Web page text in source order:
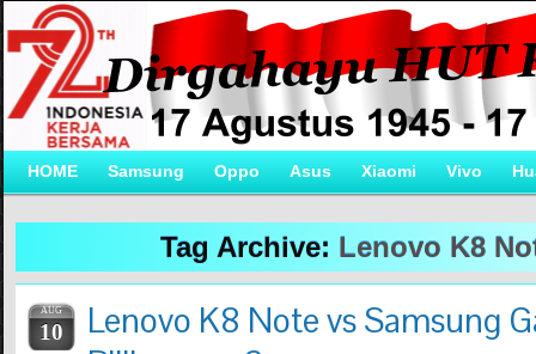
HOME Samsung Oppo Asus Xiaomi Vivo
Tag Archive: Lenovo K8
AUG
10
Lenovo K8 Note vs Samsung